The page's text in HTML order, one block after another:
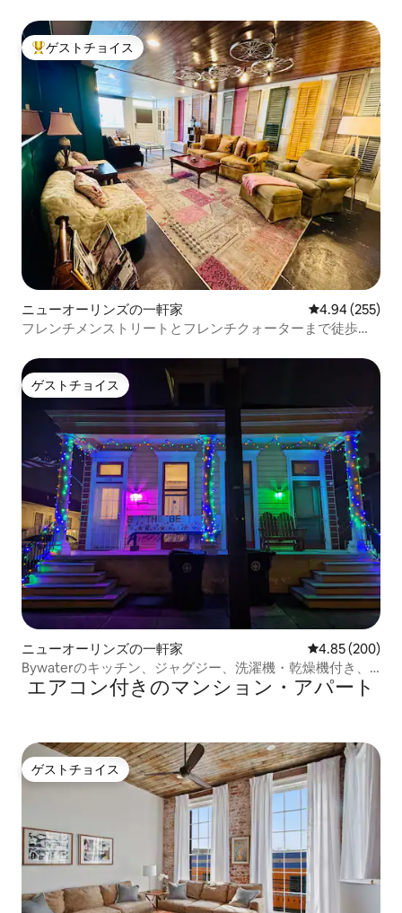
大好評のゲストチョイスです。
ゲストチョイス
ニューオーリンズの一軒家 レビュー255
4.94 (255)
フレンチメンストリートとフレンチクォーターまで徒歩圏
ゲストチョイス
ゲストチョイス
ニューオーリンズの一軒家 レビュー200
4.85 (200)
Bywaterのキッチン、ジャグジー、洗濯機・乾燥機付き、
FQ近く
エアコン付きのマンション・アパート
ゲストチョイス
ゲストチョイス